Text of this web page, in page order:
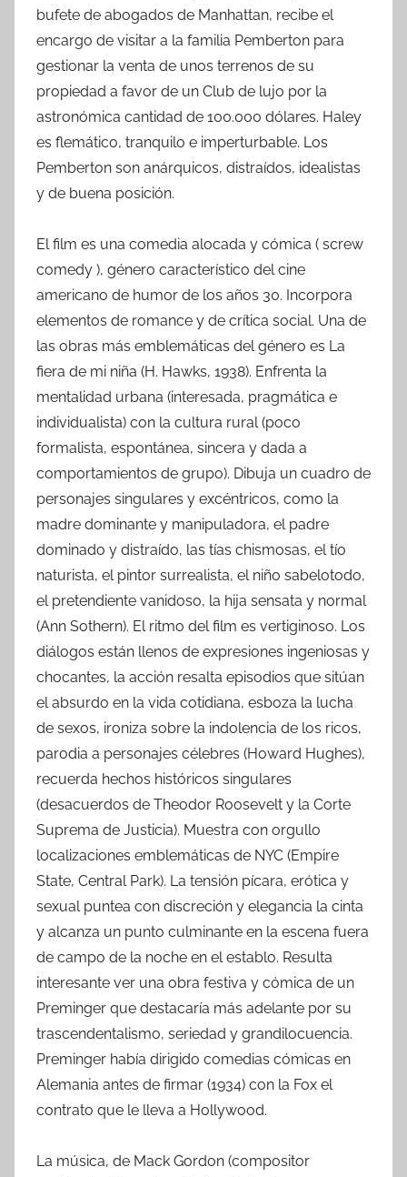
bufete de abogados de Manhattan, recibe el
encargo de visitar a la familia Pemberton para
gestionar la venta de unos terrenos de su
propiedad a favor de un Club de lujo por la
astronómica cantidad de 100.000 dólares. Haley
es flemático, tranquilo e imperturbable. Los
Pemberton son anárquicos, distraídos, idealistas
y de buena posición.
El film es una comedia alocada y cómica ( screw
comedy ), género característico del cine
americano de humor de los años 30. Incorpora
elementos de romance y de crítica social. Una de
las obras más emblemáticas del género es La
fiera de mi niña (H. Hawks, 1938). Enfrenta la
mentalidad urbana (interesada, pragmática e
individualista) con la cultura rural (poco
formalista, espontánea, sincera y dada a
comportamientos de grupo). Dibuja un cuadro de
personajes singulares y excéntricos, como la
madre dominante y manipuladora, el padre
dominado y distraído, las tías chismosas, el tío
naturista, el pintor surrealista, el niño sabelotodo,
el pretendiente vanidoso, la hija sensata y normal
(Ann Sothern). El ritmo del film es vertiginoso. Los
diálogos están llenos de expresiones ingeniosas y
chocantes, la acción resalta episodios que sitúan
el absurdo en la vida cotidiana, esboza la lucha
de sexos, ironiza sobre la indolencia de los ricos,
parodia a personajes célebres (Howard Hughes),
recuerda hechos históricos singulares
(desacuerdos de Theodor Roosevelt y la Corte
Suprema de Justicia). Muestra con orgullo
localizaciones emblemáticas de NYC (Empire
State, Central Park). La tensión pícara, erótica y
sexual puntea con discreción y elegancia la cinta
y alcanza un punto culminante en la escena fuera
de campo de la noche en el establo. Resulta
interesante ver una obra festiva y cómica de un
Preminger que destacaría más adelante por su
trascendentalismo, seriedad y grandilocuencia.
Preminger había dirigido comedias cómicas en
Alemania antes de firmar (1934) con la Fox el
contrato que le lleva a Hollywood.
La música, de Mack Gordon (compositor